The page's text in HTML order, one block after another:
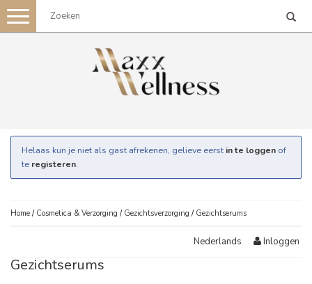
Toggle
navigation
Helaas kun je niet als gast afrekenen, gelieve eerst in te loggen of
te registeren.
Home / Cosmetica & Verzorging / Gezichtsverzorging / Gezichtserums
Nederlands Inloggen
Gezichtserums